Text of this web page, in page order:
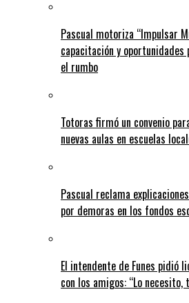
Pascual motoriza “Impulsar
capacitación y
el rumbo
Totoras firmó un convenio
nuevas aulas en escuelas
Pascual reclama
por demoras en los fondos
El intendente de Funes pidió
con los amigos: “Lo necesito,